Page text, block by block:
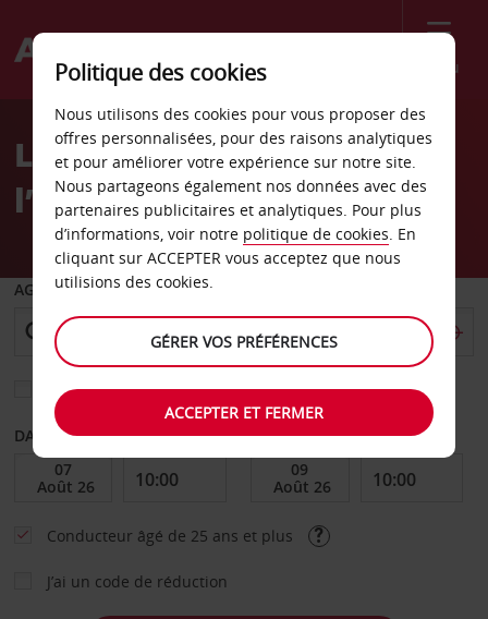
Menu
Welcome
AvisLocation de voiture à
l’aéroport de Luton
AGENCE DE DÉPART
Sélectionnez une autre agence de retour
DATE DE DÉBUT DATE DE FIN
Conducteur âgé de 25 ans et plus
J’ai un code de réduction
Politique des cookies
Nous utilisons des cookies pour vous proposer des
offres personnalisées, pour des raisons analytiques
et pour améliorer votre expérience sur notre site.
Nous partageons également nos données avec des
partenaires publicitaires et analytiques. Pour plus
d’informations, voir notre politique de cookies. En
cliquant sur ACCEPTER vous acceptez que nous
utilisions des cookies.
GÉRER VOS PRÉFÉRENCES
ACCEPTER ET FERMER